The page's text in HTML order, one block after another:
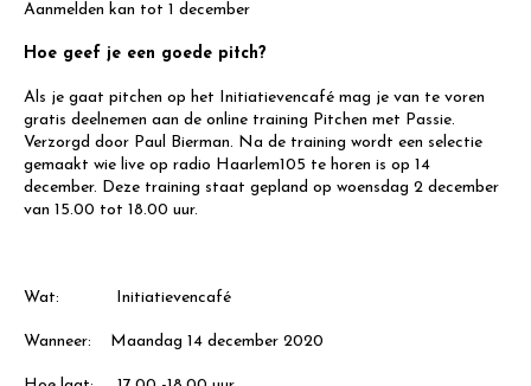
Aanmelden kan tot 1 december
Hoe geef je een goede pitch?
Als je gaat pitchen op het Initiatievencafé mag je van te voren
gratis deelnemen aan de online training Pitchen met Passie.
Verzorgd door Paul Bierman. Na de training wordt een selectie
gemaakt wie live op radio Haarlem105 te horen is op 14
december. Deze training staat gepland op woensdag 2 december
van 15.00 tot 18.00 uur.
Wat: Initiatievencafé
Wanneer: Maandag 14 december 2020